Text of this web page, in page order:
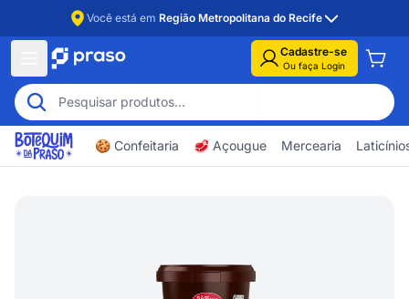
Você está em Região Metropolitana do Recife
Cadastre-se
Ou faça Login
🍪 Confeitaria 🥩 Açougue Mercearia